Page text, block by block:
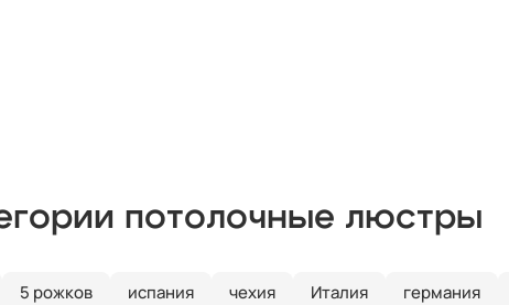
потолочные люстры
5 рожков испания чехия Италия
германия